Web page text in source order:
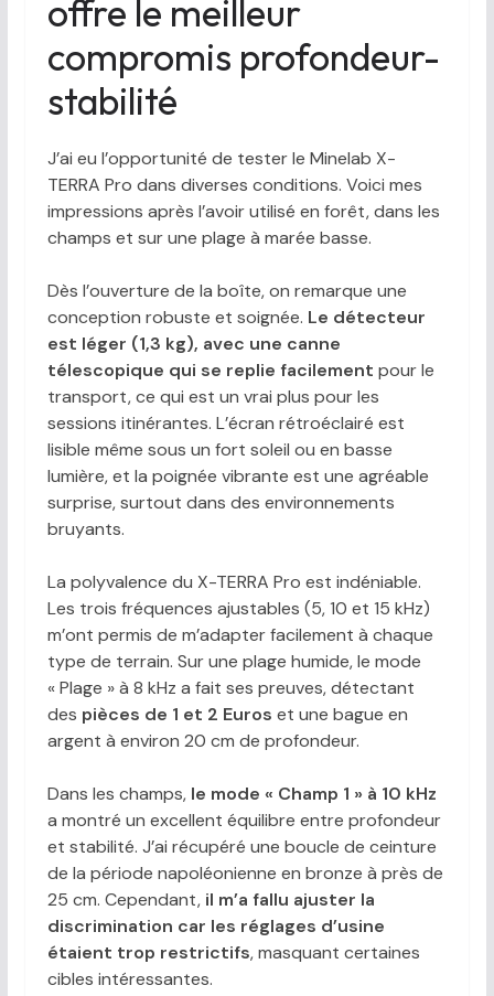
offre le meilleur
compromis profondeur-
stabilité
J’ai eu l’opportunité de tester le Minelab X-
TERRA Pro dans diverses conditions. Voici mes
impressions après l’avoir utilisé en forêt, dans les
champs et sur une plage à marée basse.
Dès l’ouverture de la boîte, on remarque une
conception robuste et soignée. Le détecteur
est léger (1,3 kg), avec une canne
télescopique qui se replie facilement pour le
transport, ce qui est un vrai plus pour les
sessions itinérantes. L’écran rétroéclairé est
lisible même sous un fort soleil ou en basse
lumière, et la poignée vibrante est une agréable
surprise, surtout dans des environnements
bruyants.
La polyvalence du X-TERRA Pro est indéniable.
Les trois fréquences ajustables (5, 10 et 15 kHz)
m’ont permis de m’adapter facilement à chaque
type de terrain. Sur une plage humide, le mode
« Plage » à 8 kHz a fait ses preuves, détectant
des pièces de 1 et 2 Euros et une bague en
argent à environ 20 cm de profondeur.
Dans les champs, le mode « Champ 1 » à 10 kHz
a montré un excellent équilibre entre profondeur
et stabilité. J’ai récupéré une boucle de ceinture
de la période napoléonienne en bronze à près de
25 cm. Cependant, il m’a fallu ajuster la
discrimination car les réglages d’usine
étaient trop restrictifs, masquant certaines
cibles intéressantes.